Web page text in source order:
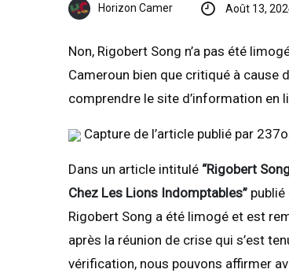
Horizon Camer Août 13,
Non, Rigobert Song n’a pas été
Cameroun bien que critiqué à cause
comprendre le site d’information en
Capture de l’article publié par
Dans un article intitulé “Rigobert
Chez Les Lions Indomptables”
Rigobert Song a été limogé et est
après la réunion de crise qui s’est
vérification, nous pouvons affirmer